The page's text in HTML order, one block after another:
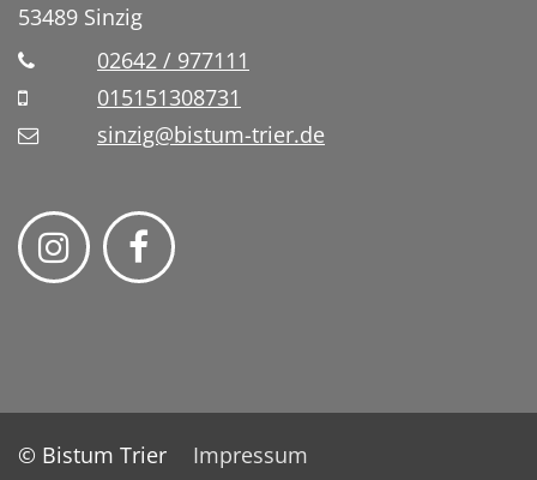
53489 Sinzig
02642 / 977111
015151308731
sinzig@bistum-trier.de
© Bistum Trier
Impressum